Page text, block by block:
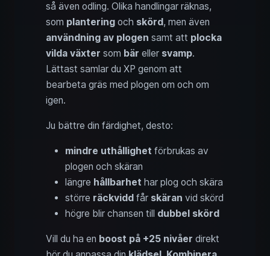
så även odling. Olika handlingar räknas,
som plantering och skörd , men även
användning av plogen samt att plocka
vilda växter som bär eller svamp.
Lättast samlar du XP genom att
bearbeta gräs med plogen om och om
igen.
Ju bättre din färdighet, desto:
mindre uthållighet förbrukas av
plogen och skäran
längre hållbarhet har plog och skära
större räckvidd får skäran vid skörd
högre blir chansen till dubbel skörd
Vill du ha en boost på +25 nivåer direkt